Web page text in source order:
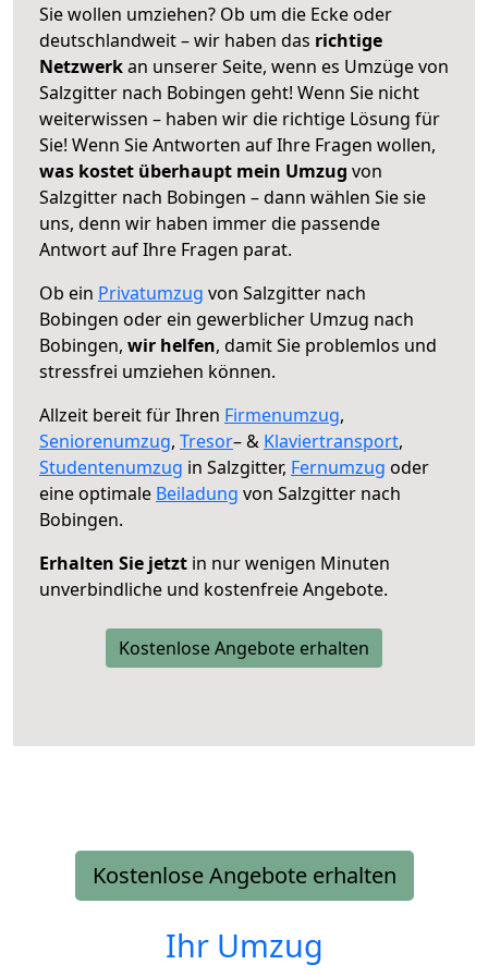
Sie wollen umziehen? Ob um die Ecke oder
deutschlandweit – wir haben das richtige
Netzwerkan unserer Seite, wenn es Umzüge von
Salzgitter nach Bobingen geht! Wenn Sie nicht
weiterwissen – haben wir die richtige Lösung für
Sie! Wenn Sie Antworten auf Ihre Fragen wollen,
was kostet überhaupt mein Umzug von
Salzgitter nach Bobingen – dann wählen Sie sie
uns, denn wir haben immer die passende
Antwort auf Ihre Fragen parat.
Ob ein Privatumzug von Salzgitter nach
Bobingen oder ein gewerblicher Umzug nach
Bobingen, wir helfen, damit Sie problemlos und
stressfrei umziehen können.
Allzeit bereit für Ihren Firmenumzug,
Seniorenumzug, Tresor– & Klaviertransport,
Studentenumzug in Salzgitter, Fernumzug oder
eine optimale Beiladung von Salzgitter nach
Bobingen.
Erhalten Sie jetzt in nur wenigen Minuten
unverbindliche und kostenfreie Angebote.
Kostenlose Angebote erhalten
Kostenlose Angebote erhalten
Ihr Umzug